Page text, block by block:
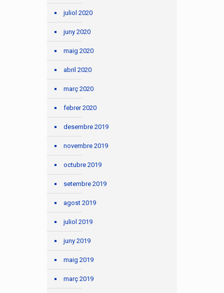
juliol 2020
juny 2020
maig 2020
abril 2020
març 2020
febrer 2020
desembre 2019
novembre 2019
octubre 2019
setembre 2019
agost 2019
juliol 2019
juny 2019
maig 2019
març 2019